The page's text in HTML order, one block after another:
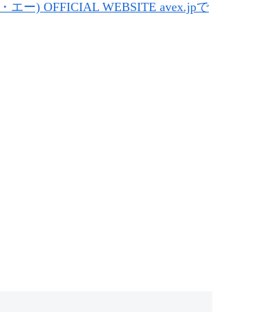
エー) OFFICIAL WEBSITE avex.jpで